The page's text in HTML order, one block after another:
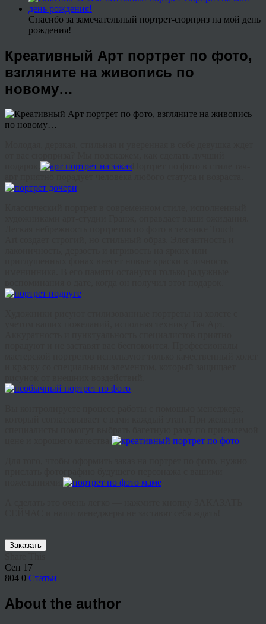
Спасибо за замечательный портрет-сюрприз на мой день
рождения!
Креативный Арт портрет по фото,
взгляните на живопись по
новому…
Заказать
Сен 17
804 0 Статьи
About the author